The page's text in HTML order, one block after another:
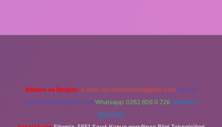
Reklam ve İletişim: E-mail: backlinkpaneli@gmail.com Teams:
forumhizmeti@gmail.com Whatsapp: 0262 606 0 726 Telegram:
@karabul